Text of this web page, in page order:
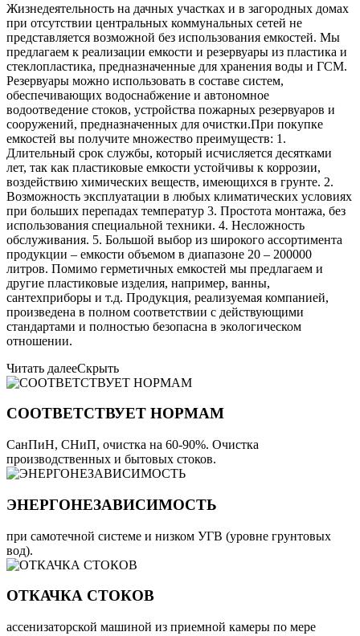
Жизнедеятельность на дачных участках и в загородных домах
при отсутствии центральных коммунальных сетей не
представляется возможной без использования емкостей. Мы
предлагаем к реализации емкости и резервуары из пластика и
стеклопластика, предназначенные для хранения воды и ГСМ.
Резервуары можно использовать в составе систем,
обеспечивающих водоснабжение и автономное
водоотведение стоков, устройства пожарных резервуаров и
сооружений, предназначенных для очистки.При покупке
емкостей вы получите множество преимуществ: 1.
Длительный срок службы, который исчисляется десятками
лет, так как пластиковые емкости устойчивы к коррозии,
воздействию химических веществ, имеющихся в грунте. 2.
Возможность эксплуатации в любых климатических условиях
при больших перепадах температур 3. Простота монтажа, без
использования специальной техники. 4. Несложность
обслуживания. 5. Большой выбор из широкого ассортимента
продукции – емкости объемом в диапазоне 20 – 200000
литров. Помимо герметичных емкостей мы предлагаем и
другие пластиковые изделия, например, ванны,
сантехприборы и т.д. Продукция, реализуемая компанией,
произведена в полном соответствии с действующими
стандартами и полностью безопасна в экологическом
отношении.
Читать далееСкрыть
СООТВЕТСТВУЕТ НОРМАМ
СанПиН, СНиП, очистка на 60-90%. Очистка
производственных и бытовых стоков.
ЭНЕРГОНЕЗАВИСИМОСТЬ
при самотечной системе и низком УГВ (уровне грунтовых
вод).
ОТКАЧКА СТОКОВ
ассенизаторской машиной из приемной камеры по мере